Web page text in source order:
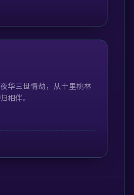
42:31
华三世情劫，从十里桃林
相伴。